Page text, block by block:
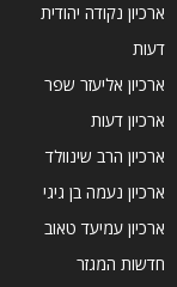
ארכיון נקודה יהודית
דעות
ארכיון אליעזר שפר
ארכיון דעות
ארכיון הרב שינוולד
ארכיון נעמה בן גיגי
ארכיון עמיעד טאוב
חדשות המגזר